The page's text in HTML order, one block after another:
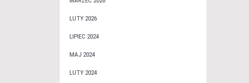
LUTY 2026
LIPIEC 2024
MAJ 2024
LUTY 2024